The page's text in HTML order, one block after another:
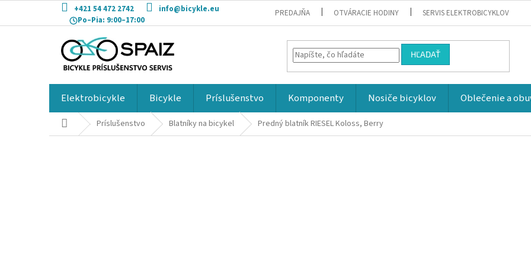
obsah
+421 54 472 2742
info@bicykle.eu
Po–Pia: 9:00–17:00
PREDAJŇA OTVÁRACIE HODINY SERVIS ELEKTROBICYKLOV
HĽADAŤ
Elektrobicykle Bicykle Príslušenstvo Komponenty Nosiče bicyklov Oblečenie a
DomovPríslušenstvo Blatníky na bicykel Predný blatník RIESEL Koloss, Berry